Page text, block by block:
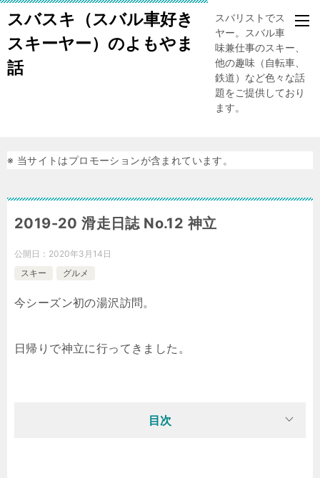
スバスキ（スバル車好き
スキーヤー）のよもやま
話
スバリストでスキー
ヤー。スバル車、趣
味兼仕事のスキー、
他の趣味（自転車、
鉄道）など色々な話
題をご提供しており
ます。
※ 当サイトはプロモーションが含まれています。
2019-20 滑走日誌 No.12 神立
公開日： 2020年3月14日
スキー
グルメ
今シーズン初の湯沢訪問。
日帰りで神立に行ってきました。
目次